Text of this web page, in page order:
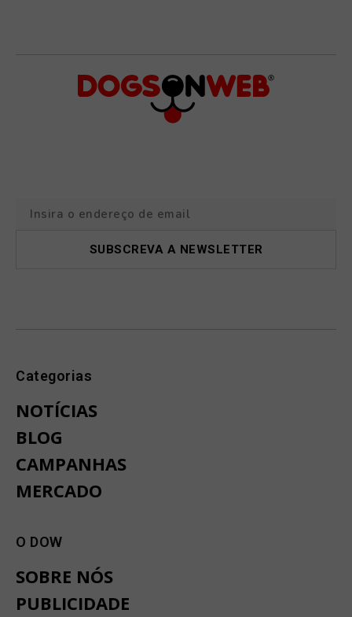
Categorias
NOTÍCIAS
BLOG
CAMPANHAS
MERCADO
O DOW
SOBRE NÓS
PUBLICIDADE